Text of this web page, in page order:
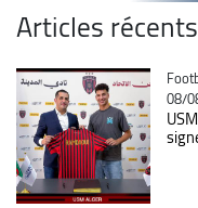
Articles récents
08/